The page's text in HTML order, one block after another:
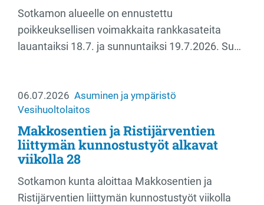
Sotkamon alueelle on ennustettu
poikkeuksellisen voimakkaita rankkasateita
lauantaiksi 18.7. ja sunnuntaiksi 19.7.2026. Su…
06.07.2026 Asuminen ja ympäristö
Vesihuoltolaitos
Makkosentien ja Ristijärventien
liittymän kunnostustyöt alkavat
viikolla 28
Sotkamon kunta aloittaa Makkosentien ja
Ristijärventien liittymän kunnostustyöt viikolla